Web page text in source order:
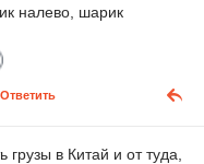
налево, шарик
Ответить
в Китай и от туда,